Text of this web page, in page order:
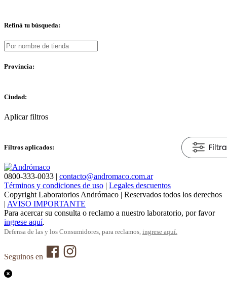
Refiná tu búsqueda:
Provincia:
Ciudad:
Aplicar filtros
Filtros aplicados:
0800-333-0033 | contacto@andromaco.com.ar
Términos y condiciones de uso | Legales descuentos
Copyright Laboratorios Andrómaco | Reservados todos los derechos
| AVISO IMPORTANTE
Para acercar su consulta o reclamo a nuestro laboratorio, por favor
ingrese aquí.
Defensa de las y los Consumidores, para reclamos, ingrese aquí.
Seguinos en